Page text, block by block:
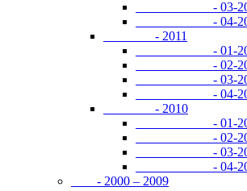
- 03-
- 04-
- 2011
- 01-
- 02-
- 03-
- 04-
- 2010
- 01-
- 02-
- 03-
- 04-
- 2000 – 2009